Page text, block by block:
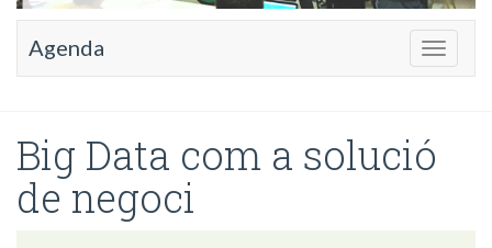
Toggle
Agenda
Big Data com a solució
de negoci